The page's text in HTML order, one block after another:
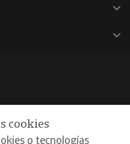
cookies
o tecnologías